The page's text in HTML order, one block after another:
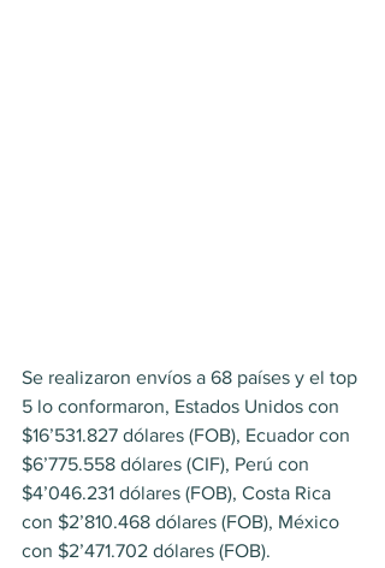
Se realizaron envíos a 68 países y el top
5 lo conformaron, Estados Unidos con
$16’531.827 dólares (FOB), Ecuador con
$6’775.558 dólares (CIF), Perú con
$4’046.231 dólares (FOB), Costa Rica
con $2’810.468 dólares (FOB), México
con $2’471.702 dólares (FOB).